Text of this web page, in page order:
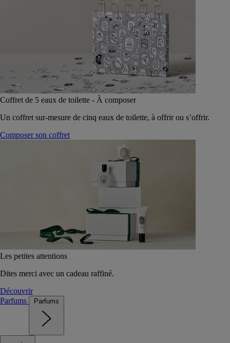
Coffret de 5 eaux de toilette - À composer
Un coffret sur-mesure de cinq eaux de toilette, à offrir ou s’offrir.
Composer son coffret
Les petites attentions
Dites merci avec un cadeau raffiné.
Découvrir
Parfums
Parfums